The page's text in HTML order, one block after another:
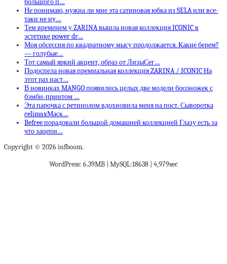
Не понимаю, нужна ли мне эта сатиновая юбка из SELA или все-
таки не ну…
Тем временем у ZARINA вышла новая коллекция ICONIC в
эстетике power dr…
Моя обсессия по квадратному мысу продолжается. Какие берем?
— голубые…
Тот самый яркий акцент, образ от ЛизыСег…
Подоспела новая премиальная коллекция ZARINA / ICONIC На
этот раз наст…
В новинках MANGO появились целых две модели босоножек с
бэмби-принтом …
Эта парочка с ретинолом вдохновила меня на пост. Сыворотка
celimaxМаск…
Befree порадовали большой домашней коллекцией Глазу есть за
что зацепи…
Copyright © 2026 infboom.
WordPress: 6.39MB | MySQL:18638 | 4,979sec